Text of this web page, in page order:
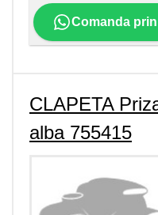
Comanda
CLAPETA
alba 755415